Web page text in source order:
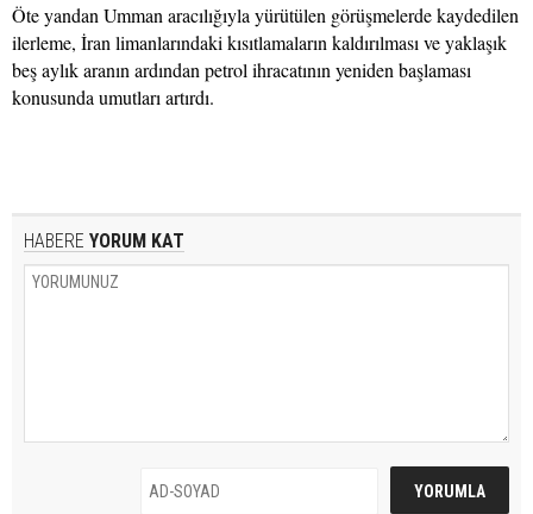
Öte yandan Umman aracılığıyla yürütülen görüşmelerde kaydedilen
ilerleme, İran limanlarındaki kısıtlamaların kaldırılması ve yaklaşık
beş aylık aranın ardından petrol ihracatının yeniden başlaması
konusunda umutları artırdı.
HABERE YORUM KAT